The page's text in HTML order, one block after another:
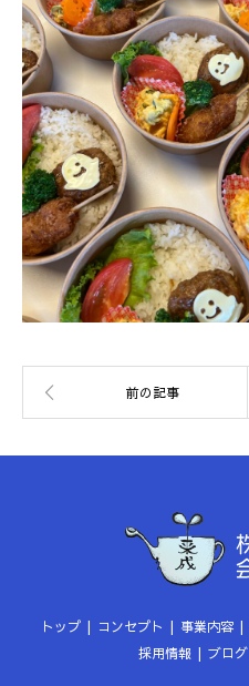
トップ コンセプト 事業内容
採用情報
ブログ